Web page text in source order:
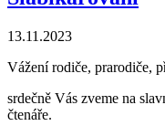
13.11.2023
Vážení rodiče, prarodiče,
srdečně Vás zveme na
čtenáře.